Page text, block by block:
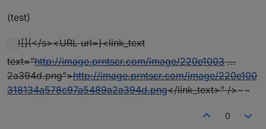
(test)
![](</s><URL url=)<link_text
text="http://image.prntscr.com/image/220e1003...
2a394d.png">http://image.prntscr.com/image/220e100
318134a578c97a5489a2a394d.png</link_text>" />~~
0